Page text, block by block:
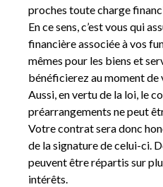
proches toute charge
En ce sens, c’est vous qui
financière associée à vos
mêmes pour les biens et
bénéficierez au moment de
Aussi, en vertu de la loi, le
préarrangements ne peut
Votre contrat sera donc
de la signature de celui-ci.
peuvent être répartis sur
intérêts.